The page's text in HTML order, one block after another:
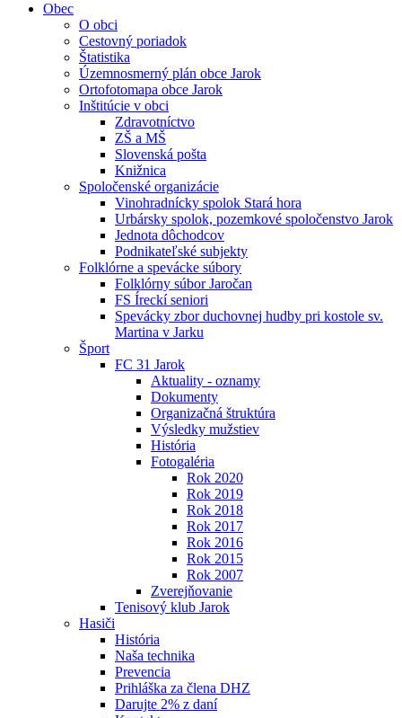
Obec
O obci
Cestovný poriadok
Štatistika
Územnosmerný plán obce Jarok
Ortofotomapa obce Jarok
Inštitúcie v obci
Zdravotníctvo
ZŠ a MŠ
Slovenská pošta
Knižnica
Spoločenské organizácie
Vinohradnícky spolok Stará hora
Urbársky spolok, pozemkové spoločenstvo Jarok
Jednota dôchodcov
Podnikateľské subjekty
Folklórne a spevácke súbory
Folklórny súbor Jaročan
FS Íreckí seniori
Spevácky zbor duchovnej hudby pri kostole sv.
Martina v Jarku
Šport
FC 31 Jarok
Aktuality - oznamy
Dokumenty
Organizačná štruktúra
Výsledky mužstiev
História
Fotogaléria
Rok 2020
Rok 2019
Rok 2018
Rok 2017
Rok 2016
Rok 2015
Rok 2007
Zverejňovanie
Tenisový klub Jarok
Hasiči
História
Naša technika
Prevencia
Prihláška za člena DHZ
Darujte 2% z daní